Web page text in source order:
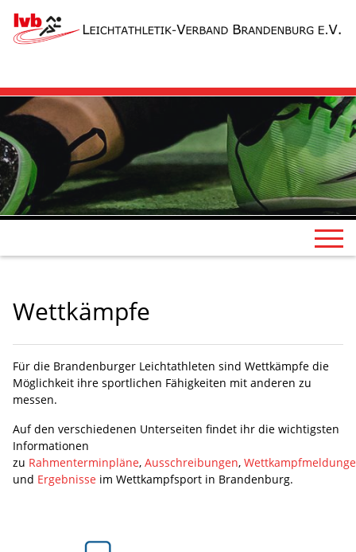
Wettkämpfe
Für die Brandenburger Leichtathleten sind Wettkämpfe die
Möglichkeit ihre sportlichen Fähigkeiten mit anderen zu
messen.
Auf den verschiedenen Unterseiten findet ihr die wichtigsten
Informationen
zu Rahmenterminpläne, Ausschreibungen,
und Ergebnisse im Wettkampfsport in Brandenburg.